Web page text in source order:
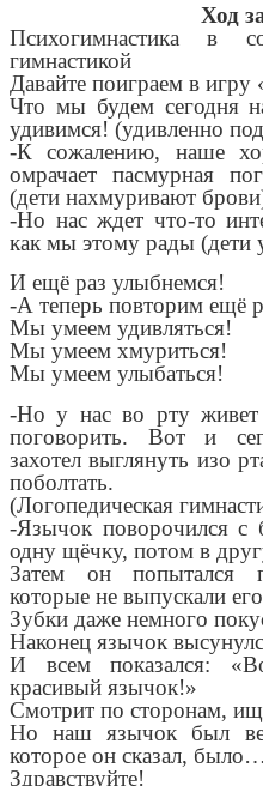
Ход
Психогимнастика в
гимнастикой
Давайте поиграем в
Что мы будем сегодня
удивимся! (удивленно
-К сожалению, наше
омрачает пасмурная
(дети нахмуривают
-Но нас ждет что-то
как мы этому рады (дети
И ещё раз улыбнемся!
-А теперь повторим ещё
Мы умеем удивляться!
Мы умеем хмуриться!
Мы умеем улыбаться!
-Но у нас во рту
поговорить. Вот и
захотел выглянуть изо
поболтать.
(Логопедическая
-Язычок поворочился с
одну щёчку, потом в
Затем он попытался
которые не выпускали
Зубки даже немного
Наконец язычок
И всем показался:
красивый язычок!»
Смотрит по сторонам,
Но наш язычок был
которое он сказал,
Здравствуйте!